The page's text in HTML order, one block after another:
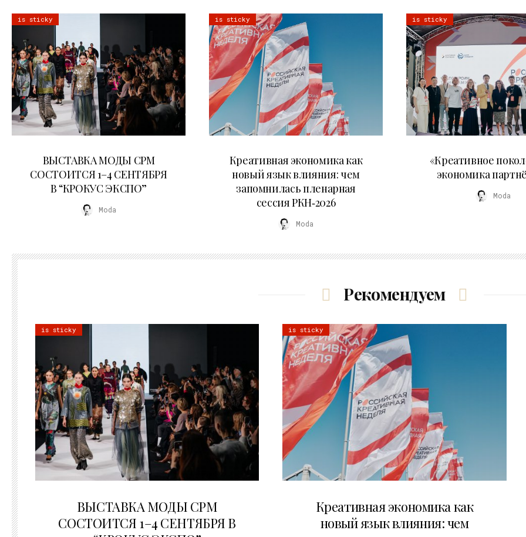
is sticky
ВЫСТАВКА МОДЫ CPM
СОСТОИТСЯ 1–4 СЕНТЯБРЯ
В “КРОКУС ЭКСПО”
Moda
is sticky
Креативная экономика как
новый язык влияния: чем
запомнилась пленарная
сессия РКН‑2026
Moda
is sticky
«Креативное
экономика
Moda
Рекомендуем
is sticky
ВЫСТАВКА МОДЫ CPM
СОСТОИТСЯ 1–4 СЕНТЯБРЯ В
is sticky
Креативная экономика как
новый язык влияния: чем